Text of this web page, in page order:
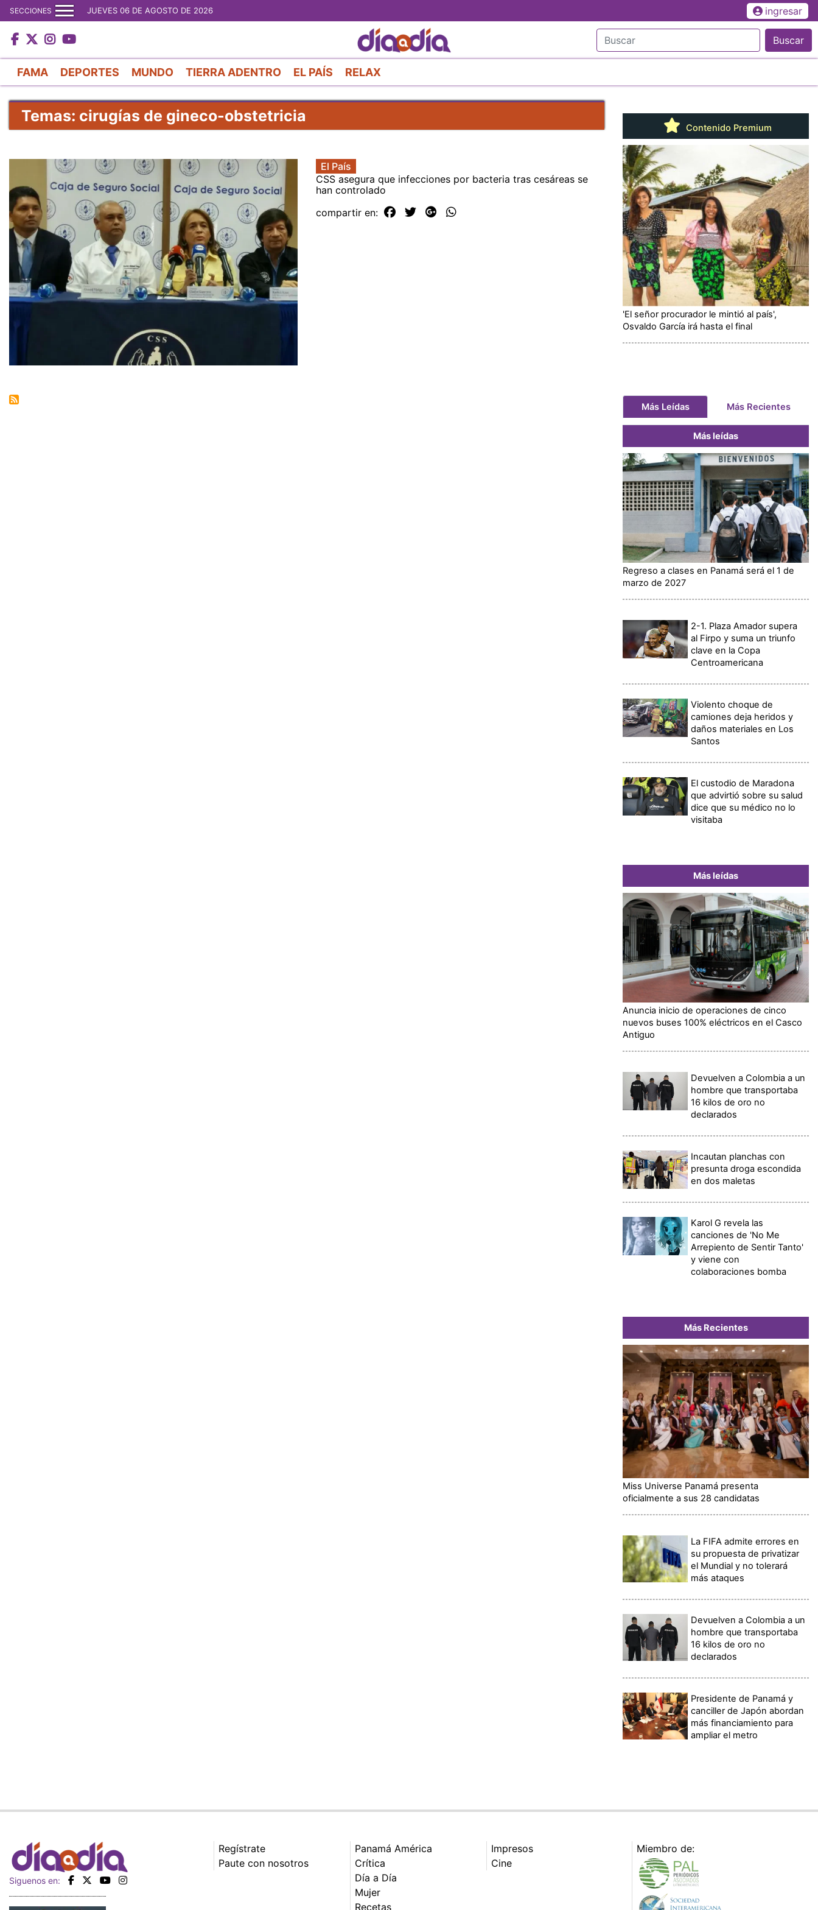
al
contenido
principal
SECCIONES JUEVES 06 DE AGOSTO DE 2026 ingresar
Buscar
FAMA DEPORTES MUNDO TIERRA ADENTRO EL PAÍS RELAX
Temas: cirugías de gineco-obstetricia
El País
CSS asegura que infecciones por bacteria tras cesáreas se
han controlado
compartir en:
Contenido Premium
'El señor procurador le mintió al país',
Osvaldo García irá hasta el final
Más Leídas Más Recientes
Más leídas
Regreso a clases en Panamá será el 1 de
marzo de 2027
2-1. Plaza Amador supera
al Firpo y suma un triunfo
clave en la Copa
Centroamericana
Violento choque de
camiones deja heridos y
daños materiales en Los
Santos
El custodio de Maradona
que advirtió sobre su salud
dice que su médico no lo
visitaba
Más leídas
Anuncia inicio de operaciones de cinco
nuevos buses 100% eléctricos en el Casco
Antiguo
Devuelven a Colombia a un
hombre que transportaba
16 kilos de oro no
declarados
Incautan planchas con
presunta droga escondida
en dos maletas
Karol G revela las
canciones de 'No Me
Arrepiento de Sentir Tanto'
y viene con
colaboraciones bomba
Más Recientes
Miss Universe Panamá presenta
oficialmente a sus 28 candidatas
La FIFA admite errores en
su propuesta de privatizar
el Mundial y no tolerará
más ataques
Devuelven a Colombia a un
hombre que transportaba
16 kilos de oro no
declarados
Presidente de Panamá y
canciller de Japón abordan
más financiamiento para
ampliar el metro
Siguenos en:
Regístrate
Paute con nosotros
Panamá América
Crítica
Día a Día
Mujer
Recetas
Impresos
Cine
Miembro de: